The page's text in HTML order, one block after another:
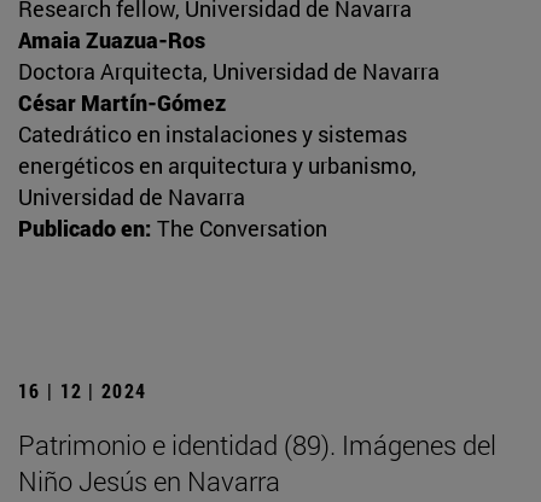
Research fellow, Universidad de Navarra
Amaia Zuazua-Ros
Doctora Arquitecta, Universidad de Navarra
César Martín-Gómez
Catedrático en instalaciones y sistemas
energéticos en arquitectura y urbanismo,
Universidad de Navarra
Publicado en: The Conversation
16 | 12 | 2024
Patrimonio e identidad (89). Imágenes del
Niño Jesús en Navarra